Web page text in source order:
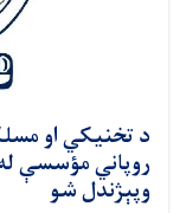
د تخنیکي او
روپاني مؤسسې
وپېژندل شو